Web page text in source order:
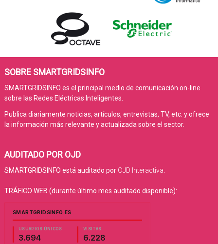
SOBRE SMARTGRIDSINFO
SMARTGRIDSINFO es el principal medio de comunicación on-line
sobre las Redes Eléctricas Inteligentes.
Publica diariamente noticias, artículos, entrevistas, TV, etc. y ofrece
la información más relevante y actualizada sobre el sector.
AUDITADO POR OJD
SMARTGRIDSINFO está auditado por OJD Interactiva
TRÁFICO WEB (durante último mes auditado disponible):